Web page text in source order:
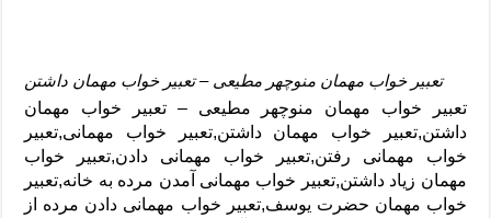
تعبیر خواب مهمان منوچهر مطیعی – تعبیر خواب مهمان داشتن
تعبیر خواب مهمان منوچهر مطیعی – تعبیر خواب مهمان
داشتن,تعبیر خواب مهمان داشتن,تعبیر خواب مهمانی,تعبیر
خواب مهمانی رفتن,تعبیر خواب مهمانی دادن,تعبیر خواب
مهمان زیاد داشتن,تعبیر خواب مهمانی آمدن مرده به خانه,تعبیر
خواب مهمان حضرت یوسف,تعبیر خواب مهمانی دادن مرده از